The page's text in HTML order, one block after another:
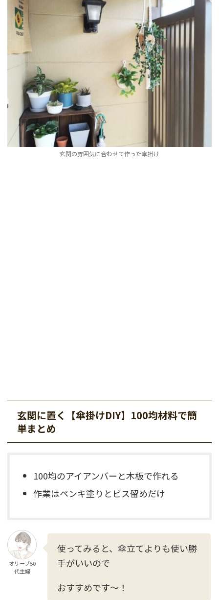
玄関の雰囲気に合わせて作った傘掛け
玄関に置く【傘掛けDIY】100均材料で簡
単まとめ
100均のアイアンバーと木板で作れる
作業はペンキ塗りとビス留めだけ
オリーブ50
代主婦
使ってみると、傘立てよりも使い勝
手がいいので
おすすめです～！